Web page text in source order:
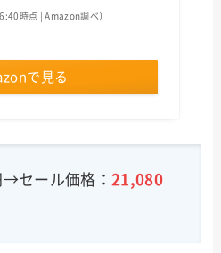
時点 | Amazon調べ）
で見る
→セール価格：21,080